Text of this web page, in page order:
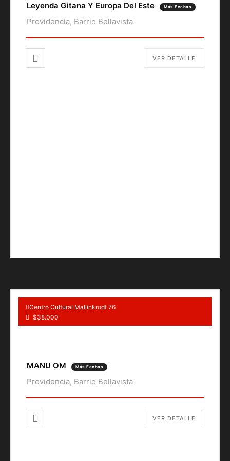
Leyenda Gitana Y Europa Del Este Más Fechas
Providencia, Barrio Bellavista
VER DETALLE
Centro Cultural Mallinkrodt 76
$38.000
MANU OM Más Fechas
Providencia, Barrio Bellavista
VER DETALLE